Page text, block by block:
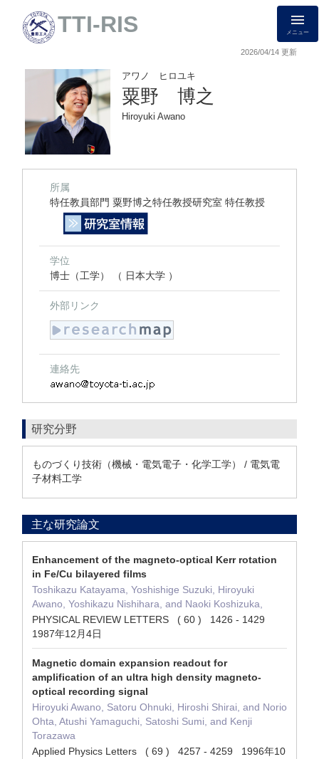
TTI-RIS メニュー
2026/04/14 更新
アワノ ヒロユキ
粟野 博之
Hiroyuki Awano
所属
特任教員部門 粟野博之特任教授研究室 特任教授
学位
博士（工学） （ 日本大学 ）
外部リンク
連絡先
研究分野
ものづくり技術（機械・電気電子・化学工学） / 電気電
子材料工学
主な研究論文
Enhancement of the magneto-optical Kerr rotation
in Fe/Cu bilayered films
Toshikazu Katayama, Yoshishige Suzuki, Hiroyuki
Awano, Yoshikazu Nishihara, and Naoki Koshizuka,
PHYSICAL REVIEW LETTERS ( 60 ) 1426 - 1429
1987年12月4日
Magnetic domain expansion readout for
amplification of an ultra high density magneto‐
optical recording signal
Hiroyuki Awano, Satoru Ohnuki, Hiroshi Shirai, and Norio
Ohta, Atushi Yamaguchi, Satoshi Sumi, and Kenji
Torazawa
Applied Physics Letters ( 69 ) 4257 - 4259 1996年10